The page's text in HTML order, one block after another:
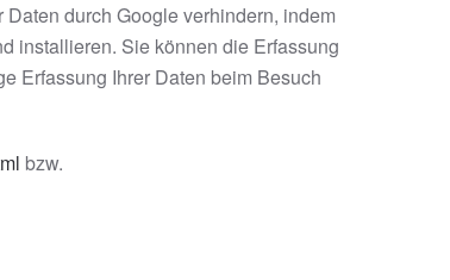
durch Google verhindern, indem
installieren. Sie können die Erfassung
Erfassung Ihrer Daten beim Besuch
bzw.